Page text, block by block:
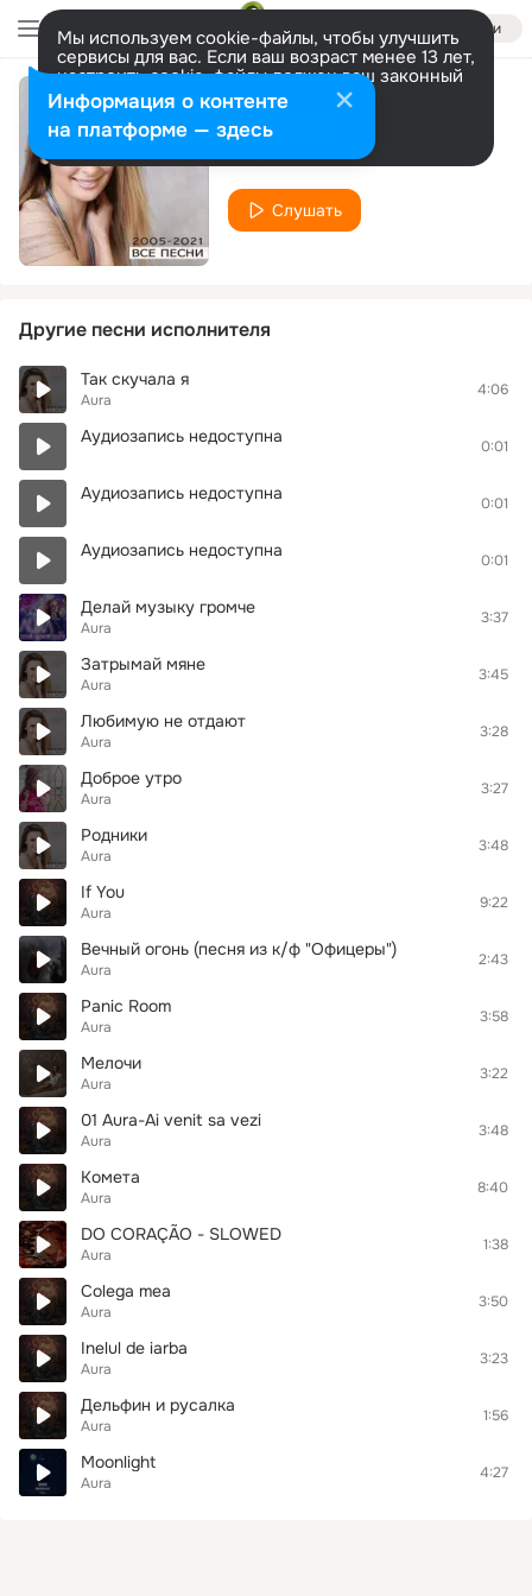
Войти
Мы используем cookie-файлы, чтобы улучшить
сервисы для вас. Если ваш возраст менее 13 лет,
настроить cookie-файлы должен ваш законный
представитель. Больше информации
Разрешить все Настроить
Был ли не был
Aura
Слушать
Другие песни исполнителя
Так скучала я
Aura
4:06
Аудиозапись недоступна 0:01
Аудиозапись недоступна 0:01
Аудиозапись недоступна 0:01
Делай музыку громче
Aura
3:37
Затрымай мяне
Aura
3:45
Любимую не отдают
Aura
3:28
Доброе утро
Aura
3:27
Родники
Aura
3:48
If You
Aura
9:22
Вечный огонь (песня из к/ф "Офицеры")
Aura
2:43
Panic Room
Aura
3:58
Мелочи
Aura
3:22
01 Aura-Ai venit sa vezi
Aura
3:48
Комета
Aura
8:40
DO CORAÇÃO - SLOWED
Aura
1:38
Colega mea
Aura
3:50
Inelul de iarba
Aura
3:23
Дельфин и русалка
Aura
1:56
Moonlight
Aura
4:27
Информация о контенте
на платформе — здесь